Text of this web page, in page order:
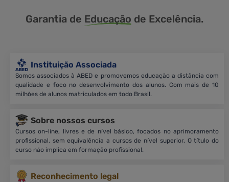
Garantia de Educação de Excelência.
Instituição Associada
Somos associados à ABED e promovemos educação a distância com
qualidade e foco no desenvolvimento dos alunos. Com mais de 10
milhões de alunos matriculados em todo Brasil.
Sobre nossos cursos
Cursos on-line, livres e de nível básico, focados no aprimoramento
profissional, sem equivalência a cursos de nível superior. O título do
curso não implica em formação profissional.
Reconhecimento legal